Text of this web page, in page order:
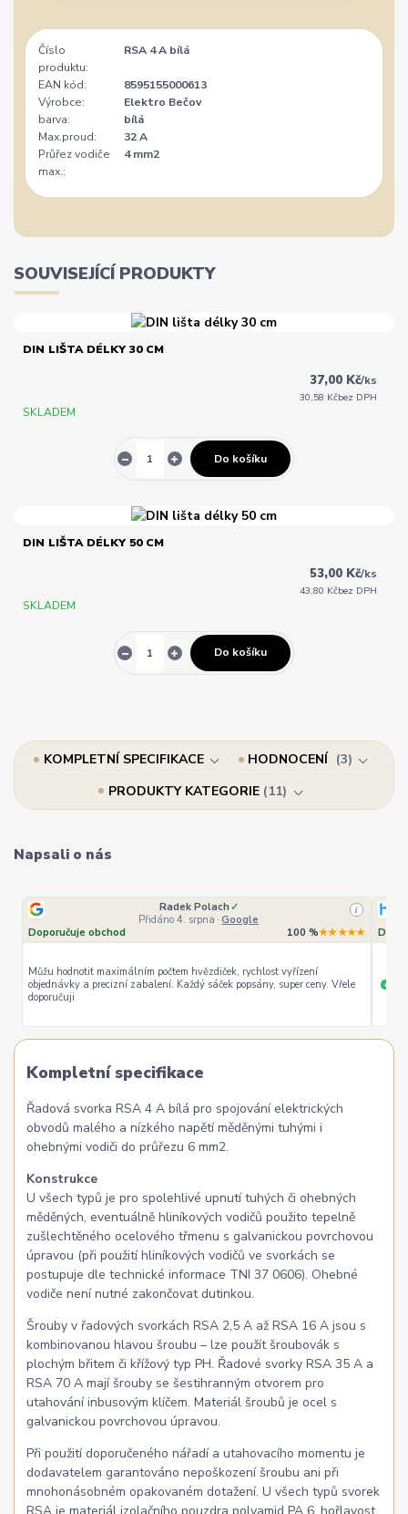
Číslo
produktu:
RSA 4 A bílá
EAN kód:
8595155000613
Výrobce:
Elektro Bečov
barva:
bílá
Max.proud:
32 A
Průřez vodiče
max.:
4 mm2
SOUVISEJÍCÍ PRODUKTY
DIN LIŠTA DÉLKY 30 CM
37,00 Kč/ks
30,58 Kčbez DPH
SKLADEM
Do košíku
DIN LIŠTA DÉLKY 50 CM
53,00 Kč/ks
43,80 Kčbez DPH
SKLADEM
Do košíku
KOMPLETNÍ SPECIFIKACE HODNOCENÍ
3
PRODUKTY KATEGORIE 11
Napsali o nás
Radek Polach ✓
Přidáno 4. srpna · Google
i
Doporučuje obchod 100 %★★★★★
Můžu hodnotit maximálním počtem hvězdiček, rychlost vyřízení
objednávky a precizní zabalení. Každý sáček popsány, super ceny. Vřele
doporučuji
+
Kompletní specifikace
Řadová svorka RSA 4 A bílá pro spojování elektrických
obvodů malého a nízkého napětí měděnými tuhými i
ohebnými vodiči do průřezu 6 mm2.
Konstrukce
U všech typů je pro spolehlivé upnutí tuhých či ohebných
měděných, eventuálně hliníkových vodičů použito tepelně
zušlechtěného ocelového třmenu s galvanickou povrchovou
úpravou (při použití hliníkových vodičů ve svorkách se
postupuje dle technické informace TNI 37 0606). Ohebné
vodiče není nutné zakončovat dutinkou.
Šrouby v řadových svorkách RSA 2,5 A až RSA 16 A jsou s
kombinovanou hlavou šroubu – lze použít šroubovák s
plochým břitem či křížový typ PH. Řadové svorky RSA 35 A a
RSA 70 A mají šrouby se šestihranným otvorem pro
utahování inbusovým klíčem. Materiál šroubů je ocel s
galvanickou povrchovou úpravou.
Při použití doporučeného nářadí a utahovacího momentu je
dodavatelem garantováno nepoškození šroubu ani při
mnohonásobném opakovaném dotažení. U všech typů svorek